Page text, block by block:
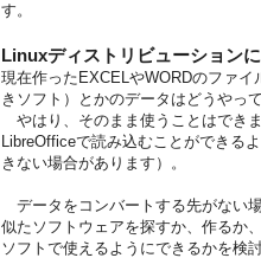
す。
Linuxディストリビューション
現在作ったEXCELやWORDのファ
きソフト）とかのデータはどうやっ
やはり、そのまま使うことはでき
LibreOfficeで読み込むことができる
きない場合があります）。
データをコンバートする先がない
似たソフトウェアを探すか、作るか
ソフトで使えるようにできるかを検